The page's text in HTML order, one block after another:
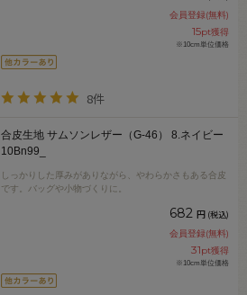
会員登録(無料)
15pt獲得
※10cm単位価格
8件
合皮生地 サムソンレザー（G-46） 8.ネイビー
10Bn99_
しっかりした厚みがありながら、やわらかさもある合皮
です。バッグや小物づくりに。
682 円 (税込)
会員登録(無料)
31pt獲得
※10cm単位価格